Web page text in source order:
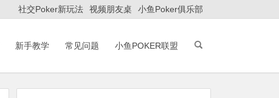
社交Poker新玩法 视频朋友桌 小鱼Poker俱乐部
新手教学 常见问题 小鱼POKER联盟